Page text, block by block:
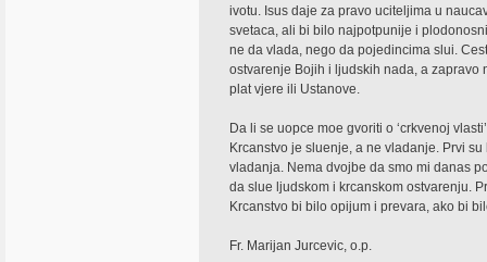
ivotu. Isus daje za pravo uciteljima u
svetaca, ali bi bilo najpotpunije i
ne da vlada, nego da pojedincima slui.
ostvarenje Bojih i ljudskih nada, a
plat vjere ili Ustanove.
Da li se uopce moe gvoriti o ‘crkvenoj
Krcanstvo je sluenje, a ne vladanje. Prvi
vladanja. Nema dvojbe da smo mi danas
da slue ljudskom i krcanskom
Krcanstvo bi bilo opijum i prevara, ako bi
Fr. Marijan Jurcevic, o.p.